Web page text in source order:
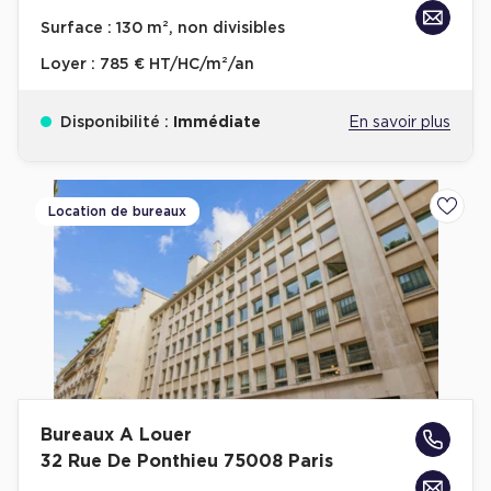
Achat de Bureaux à Rennes
Collections de Bureaux
Immeuble de bureaux avec services
Location bureaux Bellecour - Cordeliers (Lyon)
Haussmanniens
Location d'Entrepôts / Activités
Location d'Entrepôts / Activités à Aix-en-Provence
Surface : 130 m², non divisibles
Loyer : 785 € HT/HC/m²/an
Disponibilité : Immédiate En savoir plus
Location de bureaux
Bureaux A Louer
32 Rue De Ponthieu 75008 Paris